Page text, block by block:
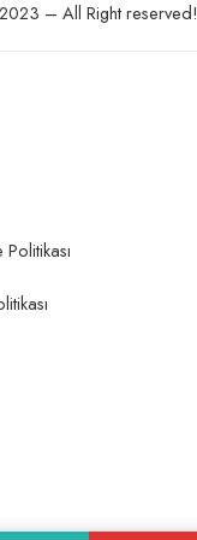
– All Right reserved!